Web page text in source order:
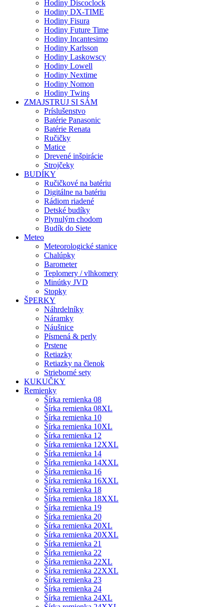
Hodiny Discoclock
Hodiny DX-TIME
Hodiny Fisura
Hodiny Future Time
Hodiny Incantesimo
Hodiny Karlsson
Hodiny Laskowscy
Hodiny Lowell
Hodiny Nextime
Hodiny Nomon
Hodiny Twins
ZMAJSTRUJ SI SÁM
Príslušenstvo
Batérie Panasonic
Batérie Renata
Ručičky
Matice
Drevené inšpirácie
Strojčeky
BUDÍKY
Ručičkové na batériu
Digitálne na batériu
Rádiom riadené
Detské budíky
Plynulým chodom
Budík do Siete
Meteo
Meteorologické stanice
Chalúpky
Barometer
Teplomery / vlhkomery
Minútky JVD
Stopky
ŠPERKY
Náhrdelníky
Náramky
Náušnice
Písmená & perly
Prstene
Retiazky
Retiazky na členok
Strieborné sety
KUKUČKY
Remienky
Šírka remienka 08
Šírka remienka 08XL
Šírka remienka 10
Šírka remienka 10XL
Šírka remienka 12
Šírka remienka 12XXL
Šírka remienka 14
Šírka remienka 14XXL
Šírka remienka 16
Šírka remienka 16XXL
Šírka remienka 18
Šírka remienka 18XXL
Šírka remienka 19
Šírka remienka 20
Šírka remienka 20XL
Šírka remienka 20XXL
Šírka remienka 21
Šírka remienka 22
Šírka remienka 22XL
Šírka remienka 22XXL
Šírka remienka 23
Šírka remienka 24
Šírka remienka 24XL